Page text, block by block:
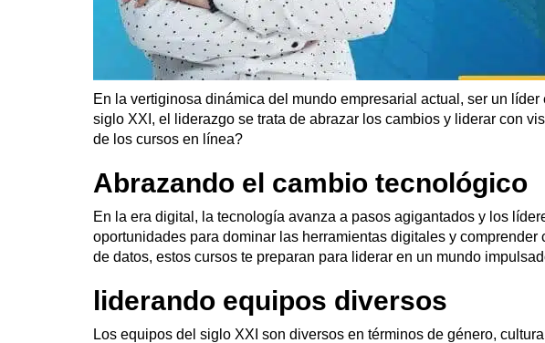
En la vertiginosa dinámica del mundo empresarial actual, ser un
siglo XXI, el liderazgo se trata de abrazar los cambios y liderar con
de los cursos en línea?
Abrazando el cambio tecnológico
En la era digital, la tecnología avanza a pasos agigantados y los
oportunidades para dominar las herramientas digitales y
de datos, estos cursos te preparan para liderar en un mundo
liderando equipos diversos
Los equipos del siglo XXI son diversos en términos de género,